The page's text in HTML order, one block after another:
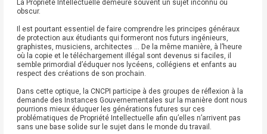
La Propriété Intellectuelle demeure souvent un sujet inconnu ou
obscur.
Il est pourtant essentiel de faire comprendre les principes généraux
de protection aux étudiants qui formeront nos futurs ingénieurs,
graphistes, musiciens, architectes ... De la même manière, à l’heure
où la copie et le téléchargement illégal sont devenus si faciles, il
semble primordial d’éduquer nos lycéens, collégiens et enfants au
respect des créations de son prochain.
Dans cette optique, la CNCPI participe à des groupes de réflexion à la
demande des Instances Gouvernementales sur la manière dont nous
pourrions mieux éduquer les générations futures sur ces
problématiques de Propriété Intellectuelle afin qu’elles n’arrivent pas
sans une base solide sur le sujet dans le monde du travail.